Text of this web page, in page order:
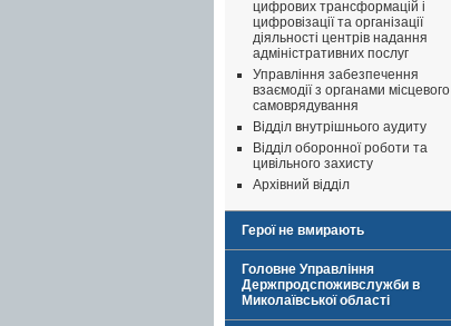
цифрових трансформацій і
цифровізації та організації
діяльності центрів надання
адміністративних послуг
Управління забезпечення
взаємодії з органами місцевого
самоврядування
Відділ внутрішнього аудиту
Відділ оборонної роботи та
цивільного захисту
Архівний відділ
Герої не вмирають
Головне Управління
Держпродспоживслужби в
Миколаївської області